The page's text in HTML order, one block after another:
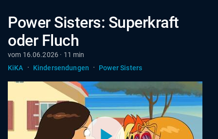
Power Sisters: Superkraft
oder Fluch
vom 16.06.2026 · 11 min
KiKA
· Kindersendungen · Power Sisters